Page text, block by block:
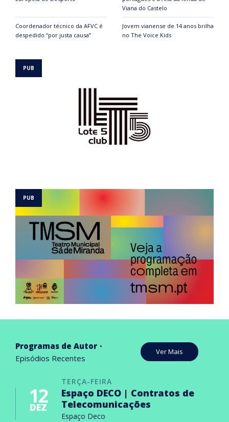
Viana do Castelo
Coordenador técnico da AFVC é
despedido “por justa causa”
Jovem vianense de 14 anos brilha
no The Voice Kids
Programas de Autor
Episódios Recentes
Ver Mais
TERÇA-FEIRA
12
DEZ
Espaço DECO | Contratos de
Telecomunicações
Espaço Deco